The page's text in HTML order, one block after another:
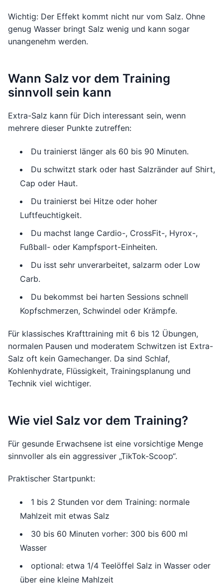
Wichtig: Der Effekt kommt nicht nur vom Salz. Ohne
genug Wasser bringt Salz wenig und kann sogar
unangenehm werden.
Wann Salz vor dem Training
sinnvoll sein kann
Extra-Salz kann für Dich interessant sein, wenn
mehrere dieser Punkte zutreffen:
Du trainierst länger als 60 bis 90 Minuten.
Du schwitzt stark oder hast Salzränder auf Shirt,
Cap oder Haut.
Du trainierst bei Hitze oder hoher
Luftfeuchtigkeit.
Du machst lange Cardio-, CrossFit-, Hyrox-,
Fußball- oder Kampfsport-Einheiten.
Du isst sehr unverarbeitet, salzarm oder Low
Carb.
Du bekommst bei harten Sessions schnell
Kopfschmerzen, Schwindel oder Krämpfe.
Für klassisches Krafttraining mit 6 bis 12 Übungen,
normalen Pausen und moderatem Schwitzen ist Extra-
Salz oft kein Gamechanger. Da sind Schlaf,
Kohlenhydrate, Flüssigkeit, Trainingsplanung und
Technik viel wichtiger.
Wie viel Salz vor dem Training?
Für gesunde Erwachsene ist eine vorsichtige Menge
sinnvoller als ein aggressiver „TikTok-Scoop“.
Praktischer Startpunkt:
1 bis 2 Stunden vor dem Training: normale
Mahlzeit mit etwas Salz
30 bis 60 Minuten vorher: 300 bis 600 ml
Wasser
optional: etwa 1/4 Teelöffel Salz in Wasser oder
über eine kleine Mahlzeit